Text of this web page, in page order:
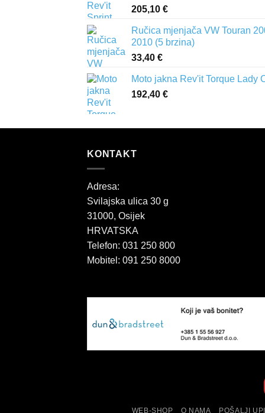
205,10 €
Ručica mjenjača VW Touran
2010 (5 brzina)
33,40 €
Moto jakna Rev'it Torque Lady
192,40 €
KONTAKT
Adresa:
Svilajska ulica 30 g
31000, Osijek
HRVATSKA
Telefon: 031 250 800
Mobitel: 091 250 8000
WEB-SHOP O NAMA POŠALJI